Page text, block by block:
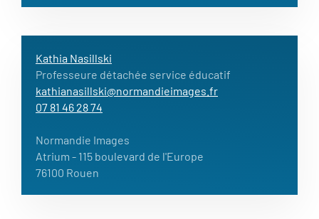
Kathia Nasillski
Professeure détachée service éducatif
kathianasillski@normandieimages.fr
07 81 46 28 74
Normandie Images
Atrium - 115 boulevard de l'Europe
76100 Rouen